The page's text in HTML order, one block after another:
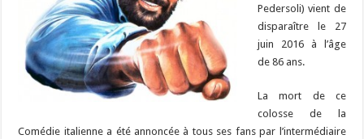
Pedersoli) vient de
disparaître le 27
juin 2016 à l’âge
de 86 ans.
La mort de ce
colosse de la
Comédie italienne a été annoncée à tous ses fans par l’intermédiaire